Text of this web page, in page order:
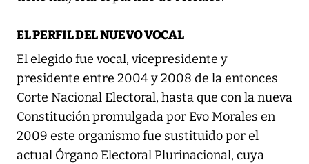
EL PERFIL DEL NUEVO VOCAL
El elegido fue vocal, vicepresidente y
presidente entre 2004 y 2008 de la entonces
Corte Nacional Electoral, hasta que con la nueva
Constitución promulgada por Evo Morales en
2009 este organismo fue sustituido por el
actual Órgano Electoral Plurinacional, cuya